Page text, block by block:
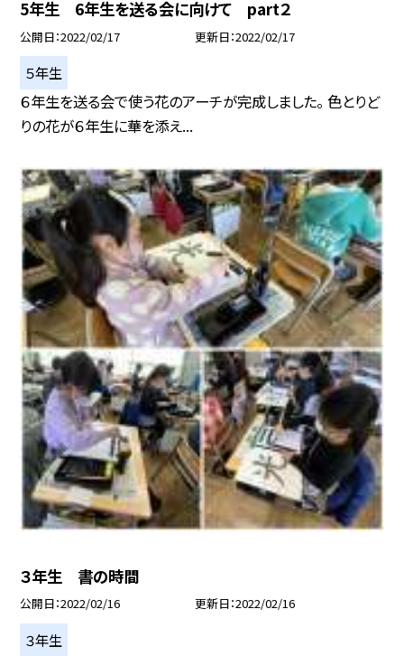
5年生 6年生を送る会に向けて part２
公開日 2022/02/17 更新日 2022/02/17
５年生
６年生を送る会で使う花のアーチが完成しました。 色とりど
りの花が６年生に華を添え...
３年生 書の時間
公開日 2022/02/16 更新日 2022/02/16
３年生